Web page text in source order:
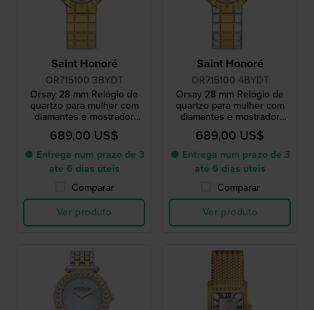
Saint Honoré
OR715100 3BYDT
Orsay 28 mm Relógio de
quartzo para mulher com
diamantes e mostrador
Madrepérola
689,00 US$
● Entrega num prazo de 3
até 6 dias úteis
Comparar
Ver produto
Saint Honoré
OR715100 4BYDT
Orsay 28 mm Relógio de
quartzo para mulher com
diamantes e mostrador
Madrepérola
689,00 US$
● Entrega num prazo de 3
até 6 dias úteis
Comparar
Ver produto